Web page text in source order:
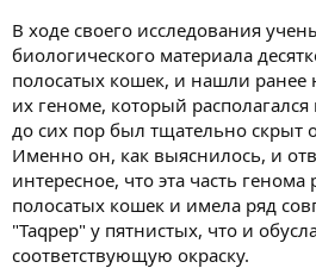
В ходе своего исследования
биологического материала
полосатых кошек, и нашли ранее
их геноме, который
до сих пор был тщательно скрыт
Именно он, как выяснилось, и
интересное, что эта часть генома
полосатых кошек и имела ряд
"Taqpep" у пятнистых, что и
соответствующую окраску.